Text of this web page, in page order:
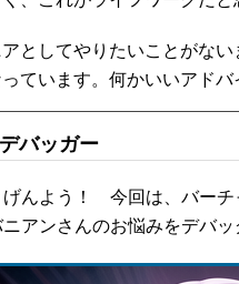
としてやりたいことがな
ています。何かいいアドバ
バッガー
んよう！ 今回は、バーチ
アンさんのお悩みをデバッ